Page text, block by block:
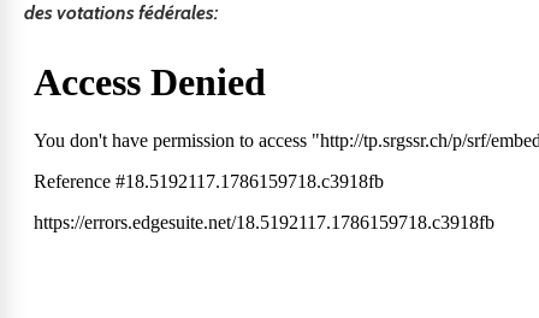
des votations fédérales: